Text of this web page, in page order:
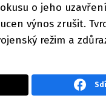
o jeho
výnos zrušit.
režim a